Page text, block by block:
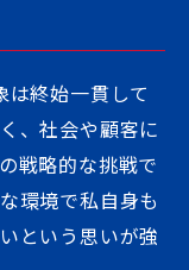
は終始一貫して
、社会や顧客に
戦略的な挑戦で
環境で私自身も
という思いが強